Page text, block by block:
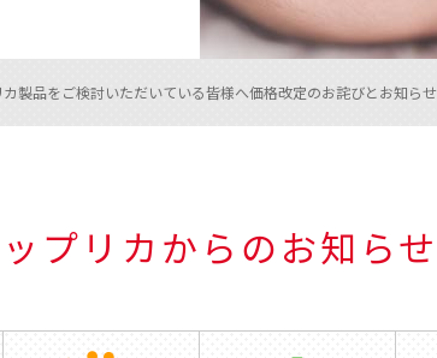
カ製品をご検討いただいている皆様へ価格改定のお詫びとお知らせ
プリカからのお知らせ